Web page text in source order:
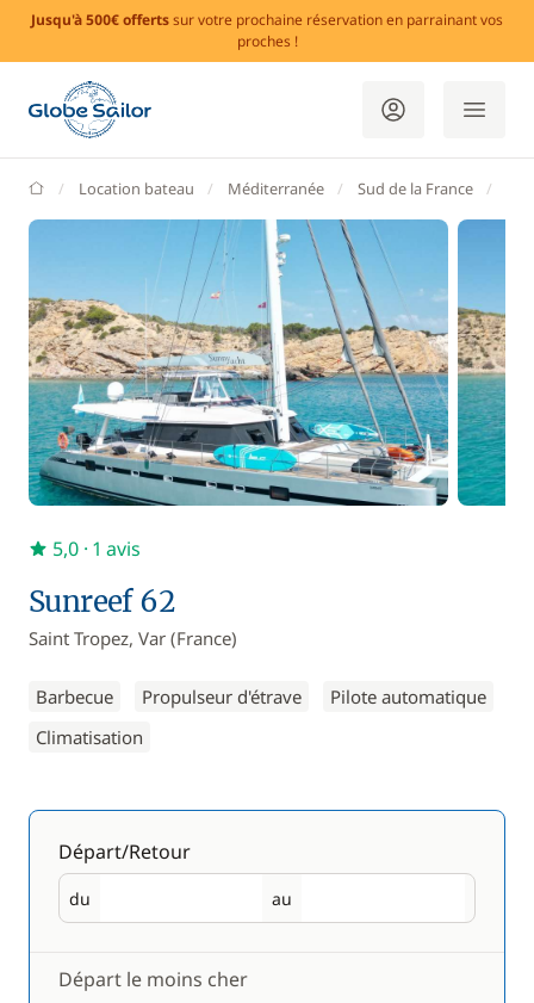
Jusqu'à 500€ offertssur votre prochaine réservation en parrainant vos
proches !
GlobeSailor
Location bateau Méditerranée Sud de la France
Sunreef 62
Saint Tropez, Var (France)
Barbecue Propulseur d'étrave
Pilote automatique
Climatisation
5,0 · 1 avis
Départ/Retour
du
Départ au
Retour
Départ le moins cher